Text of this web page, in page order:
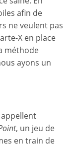
afin de
ne veulent pas
X en place
méthode
ayons un
appellent
, un jeu de
en train de